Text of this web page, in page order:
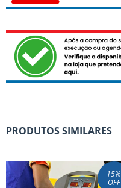
PRODUTOS SIMILARES
15%
OFF